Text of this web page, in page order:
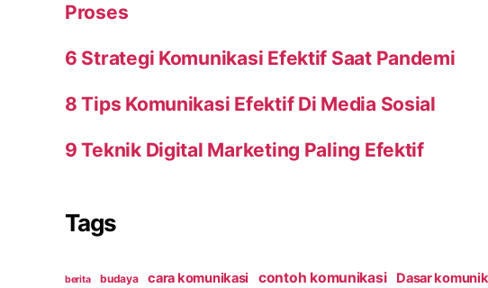
Proses
6 Strategi Komunikasi Efektif Saat Pandemi
8 Tips Komunikasi Efektif Di Media Sosial
9 Teknik Digital Marketing Paling Efektif
Tags
berita budaya cara komunikasi contoh komunikasi Dasar